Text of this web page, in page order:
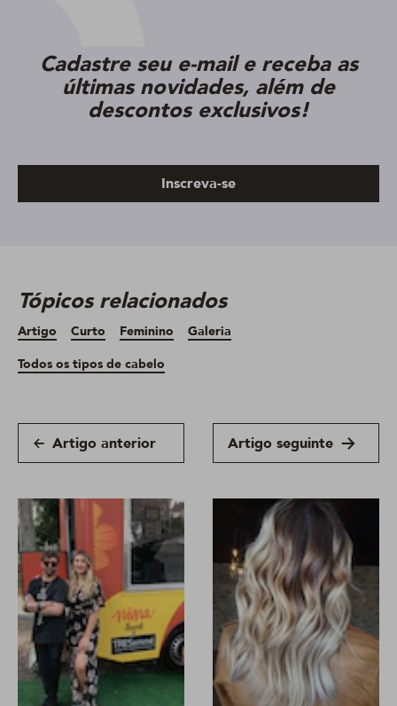
Cadastre seu e-mail e receba as
últimas novidades, além de
descontos exclusivos!
Inscreva-se
Tópicos relacionados
Artigo Curto Feminino
Galeria
Todos os tipos de cabelo
Artigo anterior Artigo seguinte